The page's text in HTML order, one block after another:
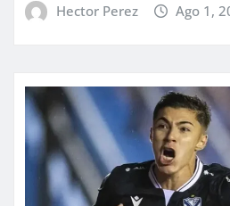
Hector Perez Ago 1,